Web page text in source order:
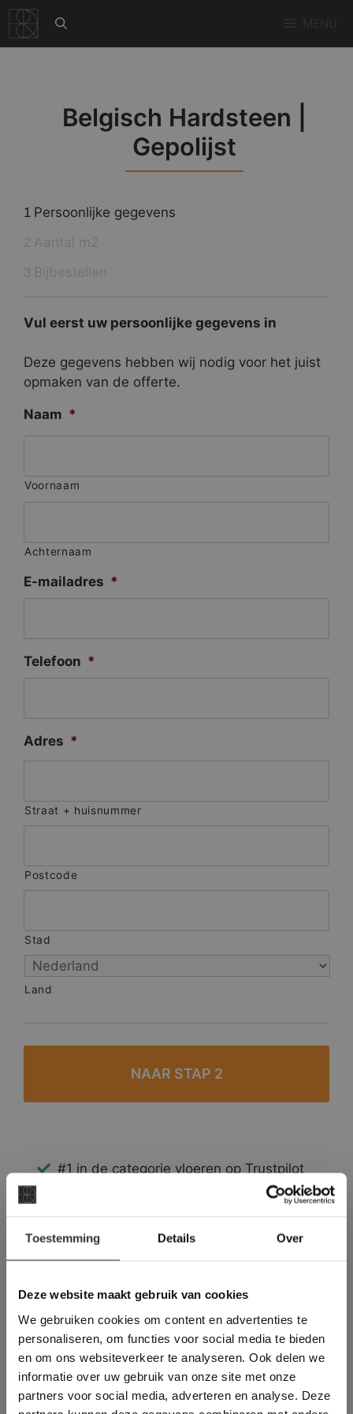
Toestemming Details Over
Deze website maakt gebruik van cookies
We gebruiken cookies om content en advertenties te
personaliseren, om functies voor social media te bieden
en om ons websiteverkeer te analyseren. Ook delen we
informatie over uw gebruik van onze site met onze
partners voor social media, adverteren en analyse. Deze
naar
de
Belgisch Hardsteen |
Gepolijst
1 Persoonlijke gegevens
Vul eerst uw persoonlijke gegevens in
Deze gegevens hebben wij nodig voor het juist
opmaken van de offerte.
Naam *
Voornaam
Achternaam
E-mailadres *
Telefoon *
Adres *
Straat + huisnummer
Postcode
Stad
Land
#1 in de categorie vloeren op Trustpilot
Binnen 24 uur een passende offerte
Meer dan 500 m2 showroom
Deze website maakt
gebruik van cookies.
This Cookie Banner was deleted and is no
longer working. Please contact the website
administrator.
Deze website gebruikt cookies om de
gebruikerservaring te verbeteren. Door
gebruik te maken van onze website geeft u
toestemming voor alle cookies in
overeenstemming met ons cookiebeleid.Lees
verder